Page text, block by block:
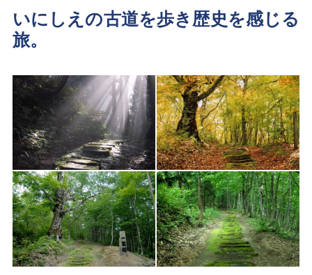
いにしえの古道を歩き歴史を感じる
旅。